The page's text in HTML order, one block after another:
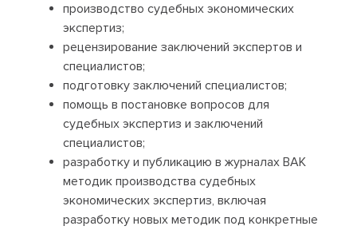
производство судебных экономических
экспертиз;
рецензирование заключений экспертов и
специалистов;
подготовку заключений специалистов;
помощь в постановке вопросов для
судебных экспертиз и заключений
специалистов;
разработку и публикацию в журналах ВАК
методик производства судебных
экономических экспертиз, включая
разработку новых методик под конкретные